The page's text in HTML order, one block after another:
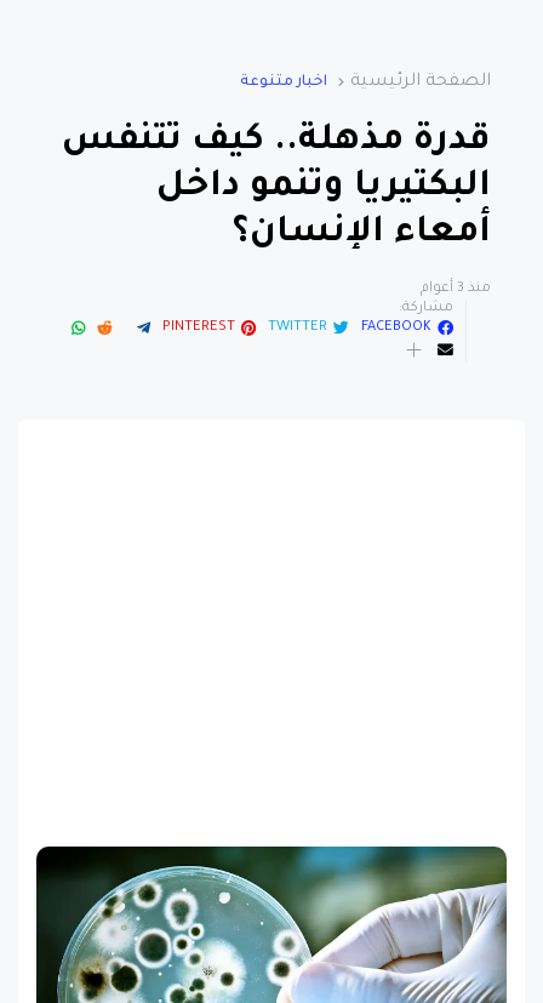
الصفحة الرئيسية اخبار متنوعة
قدرة مذهلة.. كيف تتنفس
البكتيريا وتنمو داخل
أمعاء الإنسان؟
منذ 3 أعوام
مشاركة:
FACEBOOK
TWITTER
PINTEREST